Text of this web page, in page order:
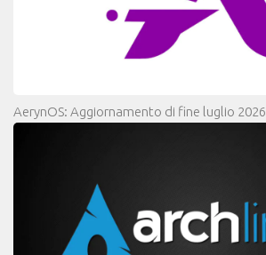
AerynOS: Aggiornamento di fine luglio 2026